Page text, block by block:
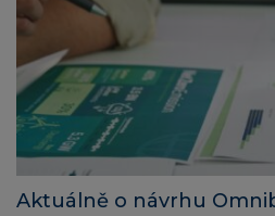
Aktuálně o návrhu